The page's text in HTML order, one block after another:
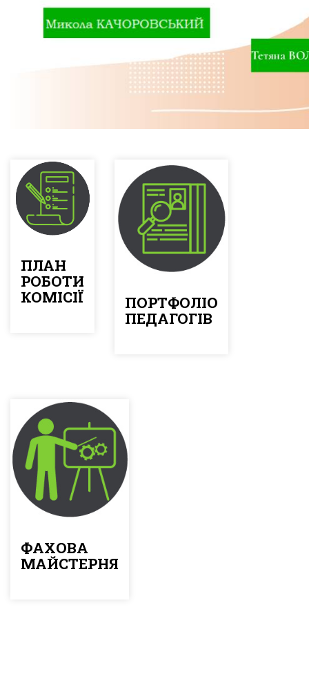
ПЛАН
РОБОТИ
КОМІСІЇ
ПОРТФОЛІО
ПЕДАГОГІВ
ФАХОВА
МАЙСТЕРНЯ